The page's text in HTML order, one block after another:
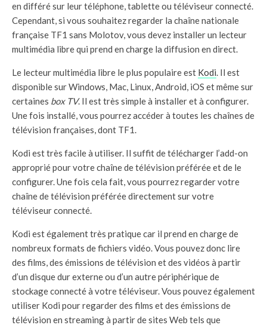
en différé sur leur téléphone, tablette ou téléviseur connecté.
Cependant, si vous souhaitez regarder la chaîne nationale
française TF1 sans Molotov, vous devez installer un lecteur
multimédia libre qui prend en charge la diffusion en direct.
Le lecteur multimédia libre le plus populaire est Kodi. Il est
disponible sur Windows, Mac, Linux, Android, iOS et même sur
certaines box TV. Il est très simple à installer et à configurer.
Une fois installé, vous pourrez accéder à toutes les chaînes de
télévision françaises, dont TF1.
Kodi est très facile à utiliser. Il suffit de télécharger l’add-on
approprié pour votre chaîne de télévision préférée et de le
configurer. Une fois cela fait, vous pourrez regarder votre
chaîne de télévision préférée directement sur votre
téléviseur connecté.
Kodi est également très pratique car il prend en charge de
nombreux formats de fichiers vidéo. Vous pouvez donc lire
des films, des émissions de télévision et des vidéos à partir
d’un disque dur externe ou d’un autre périphérique de
stockage connecté à votre téléviseur. Vous pouvez également
utiliser Kodi pour regarder des films et des émissions de
télévision en streaming à partir de sites Web tels que